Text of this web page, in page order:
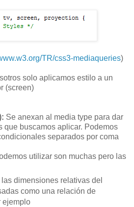
TR/css3-mediaqueries)
solo aplicamos estilo a un
(screen)
Se anexan al media type para dar
que buscamos aplicar. Podemos
separados por coma
utilizar son muchas pero las
dimensiones relativas del
como una relación de
ejemplo